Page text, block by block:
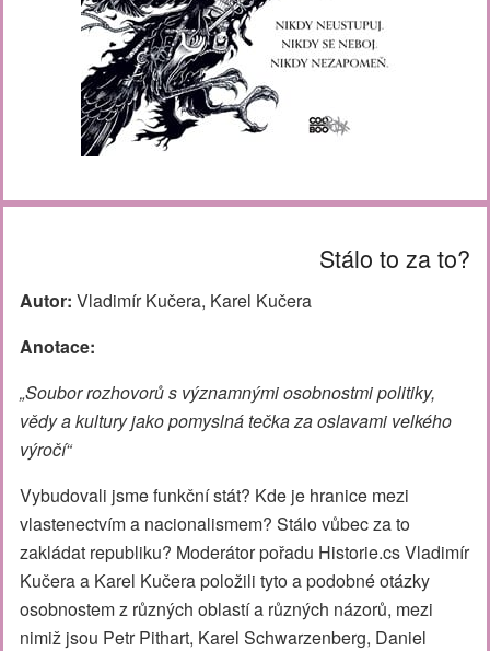
Stálo to za to?
Autor: Vladimír Kučera, Karel Kučera
Anotace:
„Soubor rozhovorů s významnými osobnostmi politiky,
vědy a kultury jako pomyslná tečka za oslavami velkého
výročí“
Vybudovali jsme funkční stát? Kde je hranice mezi
vlastenectvím a nacionalismem? Stálo vůbec za to
zakládat republiku? Moderátor pořadu Historie.cs Vladimír
Kučera a Karel Kučera položili tyto a podobné otázky
osobnostem z různých oblastí a různých názorů, mezi
nimiž jsou Petr Pithart, Karel Schwarzenberg, Daniel